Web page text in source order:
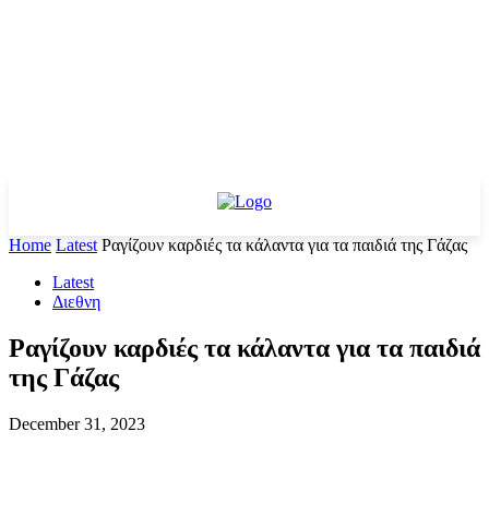
Home Latest Ραγίζουν καρδιές τα κάλαντα για τα παιδιά της Γάζας
Latest
Διεθνη
Ραγίζουν καρδιές τα κάλαντα για τα παιδιά
της Γάζας
December 31, 2023